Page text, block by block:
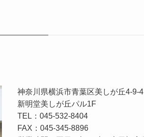
神奈川県横浜市青葉区美しが丘4-9-4
新明堂美しが丘パル1F
TEL：045-532-8404
FAX：045-345-8896